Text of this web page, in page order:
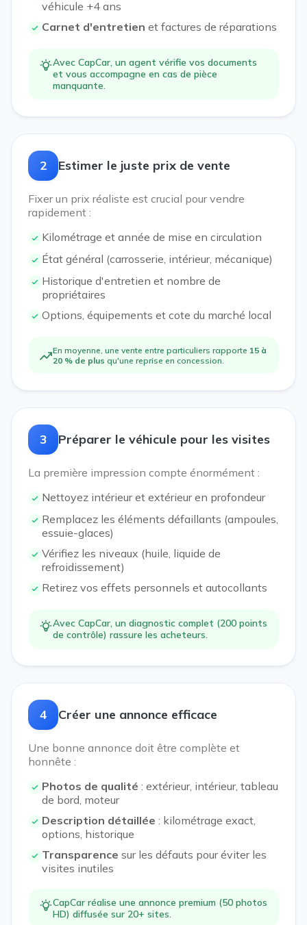
véhicule +4 ans
Carnet d'entretien et factures de réparations
Avec CapCar, un agent vérifie vos documents
et vous accompagne en cas de pièce
manquante.
2 Estimer le juste prix de vente
Fixer un prix réaliste est crucial pour vendre
rapidement :
Kilométrage et année de mise en circulation
État général (carrosserie, intérieur, mécanique)
Historique d'entretien et nombre de
propriétaires
Options, équipements et cote du marché local
En moyenne, une vente entre particuliers rapporte 15 à
20 % de plus qu'une reprise en concession.
3 Préparer le véhicule pour les visites
La première impression compte énormément :
Nettoyez intérieur et extérieur en profondeur
Remplacez les éléments défaillants (ampoules,
essuie-glaces)
Vérifiez les niveaux (huile, liquide de
refroidissement)
Retirez vos effets personnels et autocollants
Avec CapCar, un diagnostic complet (200 points
de contrôle) rassure les acheteurs.
4 Créer une annonce efficace
Une bonne annonce doit être complète et
honnête :
Photos de qualité : extérieur, intérieur, tableau
de bord, moteur
Description détaillée : kilométrage exact,
options, historique
Transparence sur les défauts pour éviter les
visites inutiles
CapCar réalise une annonce premium (50 photos
HD) diffusée sur 20+ sites.